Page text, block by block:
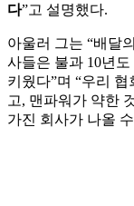
다”고 설명했다.
아울러 그는 “배달
사들은 불과 10년
키웠다”며 “우리
고, 맨파워가 약한
가진 회사가 나올